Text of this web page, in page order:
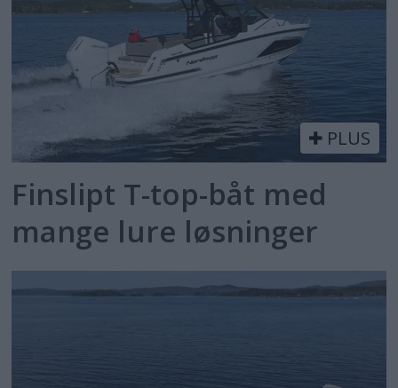
PLUS
Finslipt T-top-båt med
mange lure løsninger